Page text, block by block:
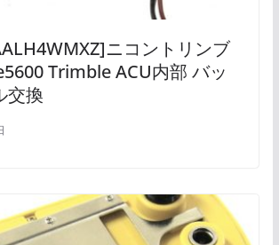
ニコントリンブ
Trimble ACU内部 バッ
交換